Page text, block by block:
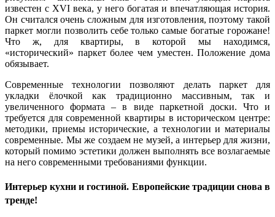
известен с XVI века, у него богатая и впечатляющая история.
Он считался очень сложным для изготовления, поэтому такой
паркет могли позволить себе только самые богатые горожане!
Что ж, для квартиры, в которой мы находимся,
«исторический» паркет более чем уместен. Положение дома
обязывает.
Современные технологии позволяют делать паркет для
укладки ёлочкой как традиционно массивным, так и
увеличенного формата – в виде паркетной доски. Что и
требуется для современной квартиры в историческом центре:
методики, приемы исторические, а технологии и материалы
современные. Мы же создаем не музей, а интерьер для жизни,
который помимо эстетики должен выполнять все возлагаемые
на него современными требованиями функции.
Интерьер кухни и гостиной. Европейские традиции снова в
тренде!